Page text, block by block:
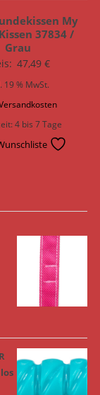
My
37834 /
Grau
47,49 €
19 % MwSt.
4 bis 7 Tage